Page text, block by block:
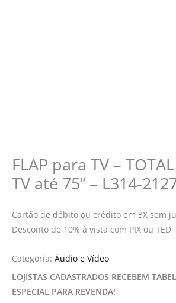
FLAP para TV –
TV até 75” – L314-
Cartão de débito ou crédito em 3X sem
Desconto de 10% à vista com PIX ou TED
Categoria: Áudio e Vídeo
LOJISTAS CADASTRADOS RECEBEM
ESPECIAL PARA REVENDA!